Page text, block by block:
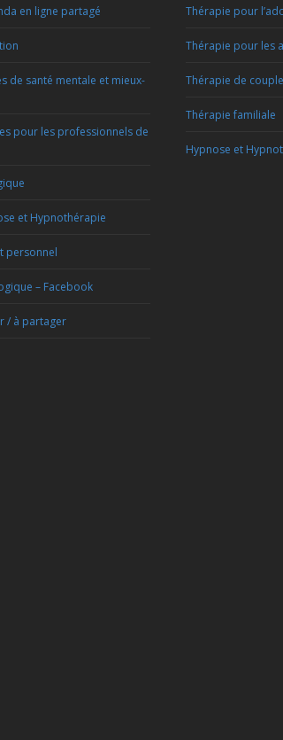
en ligne partagé
de santé mentale et mieux-
pour les professionnels de
et Hypnothérapie
personnel
– Facebook
/ à partager
Thérapie pour
Thérapie pour les
Thérapie de couple
Thérapie familiale
Hypnose et